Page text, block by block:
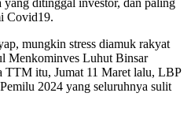
Covid19.
mungkin stress diamuk rakyat
Menkominves Luhut Binsar
TTM itu, Jumat 11 Maret lalu, LBP
2024 yang seluruhnya sulit